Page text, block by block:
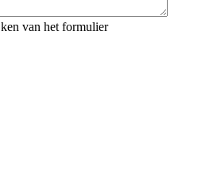
van het formulier